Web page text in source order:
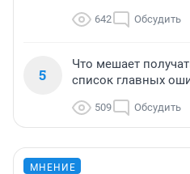
642 Обсудить
5
Что мешает
список главных
509 Обсудить
МНЕНИЕ